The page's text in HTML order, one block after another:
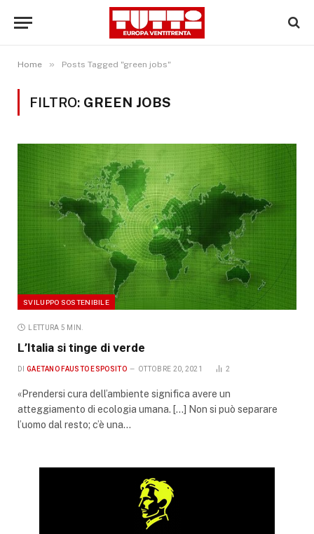
Home » Posts Tagged "green jobs"
FILTRO: GREEN JOBS
SVILUPPO SOSTENIBILE
LETTURA 5 MIN.
L’Italia si tinge di verde
DI GAETANO FAUSTO ESPOSITO OTTOBRE 20, 2021 2
«Prendersi cura dell’ambiente significa avere un
atteggiamento di ecologia umana. […] Non si può separare
l’uomo dal resto; c’è una…